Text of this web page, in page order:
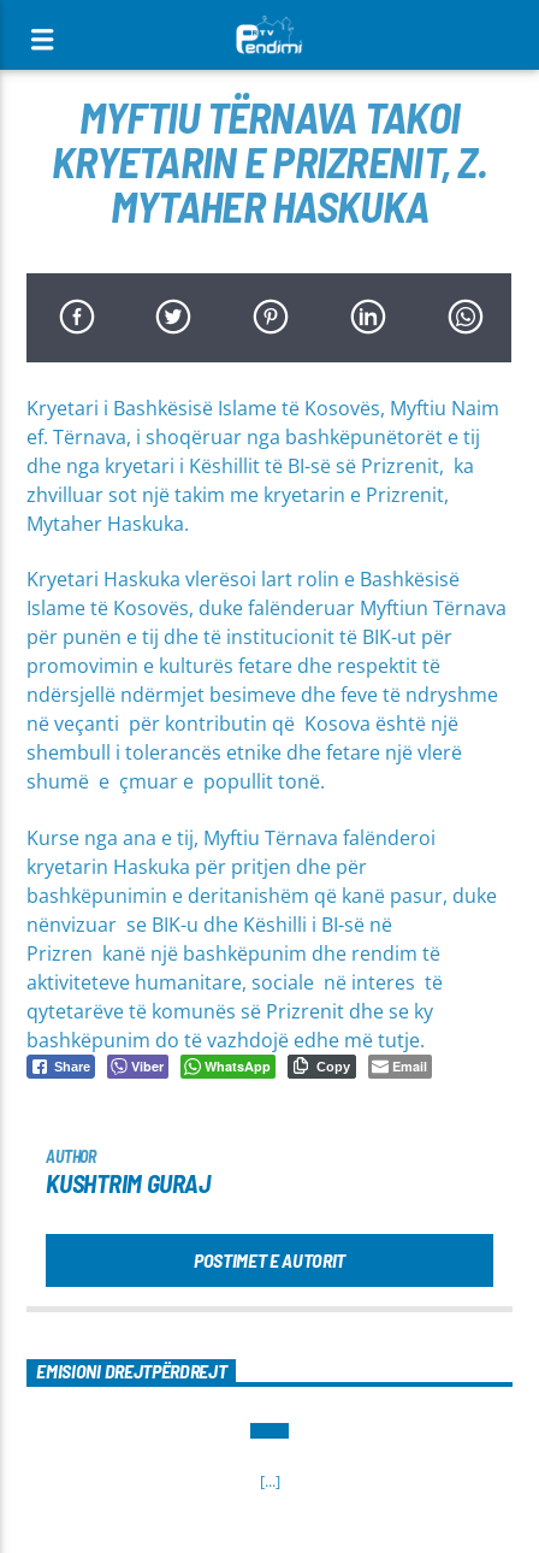
MYFTIU TËRNAVA TAKOI
KRYETARIN E PRIZRENIT, Z.
MYTAHER HASKUKA
Kryetari i Bashkësisë Islame të Kosovës, Myftiu Naim
ef. Tërnava, i shoqëruar nga bashkëpunëtorët e tij
dhe nga kryetari i Këshillit të BI-së së Prizrenit, ka
zhvilluar sot një takim me kryetarin e Prizrenit,
Mytaher Haskuka.
Kryetari Haskuka vlerësoi lart rolin e Bashkësisë
Islame të Kosovës, duke falënderuar Myftiun Tërnava
për punën e tij dhe të institucionit të BIK-ut për
promovimin e kulturës fetare dhe respektit të
ndërsjellë ndërmjet besimeve dhe feve të ndryshme
në veçanti për kontributin që Kosova është një
shembull i tolerancës etnike dhe fetare një vlerë
shumë e çmuar e popullit tonë.
Kurse nga ana e tij, Myftiu Tërnava falënderoi
kryetarin Haskuka për pritjen dhe për
bashkëpunimin e deritanishëm që kanë pasur, duke
nënvizuar se BIK-u dhe Këshilli i BI-së në
Prizren kanë një bashkëpunim dhe rendim të
aktiviteteve humanitare, sociale në interes të
qytetarëve të komunës së Prizrenit dhe se ky
bashkëpunim do të vazhdojë edhe më tutje.
Share Viber WhatsApp Copy Email
AUTHOR
KUSHTRIM GURAJ
POSTIMET E AUTORIT
EMISIONI DREJTPËRDREJT
[...]